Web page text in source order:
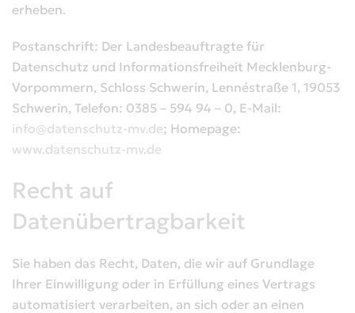
erheben.
Postanschrift: Der Landesbeauftragte für
Datenschutz und Informationsfreiheit Mecklenburg-
Vorpommern, Schloss Schwerin, Lennéstraße 1, 19053
Schwerin, Telefon: 0385 – 594 94 – 0, E-Mail:
info@datenschutz-mv.de; Homepage:
www.datenschutz-mv.de
Recht auf
Datenübertragbarkeit
Sie haben das Recht, Daten, die wir auf Grundlage
Ihrer Einwilligung oder in Erfüllung eines Vertrags
automatisiert verarbeiten, an sich oder an einen